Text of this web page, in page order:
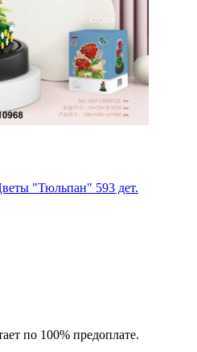
"Тюльпан" 593 дет.
по 100% предоплате.